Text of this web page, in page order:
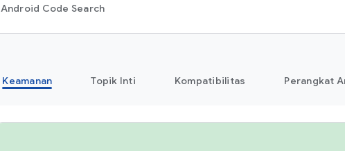
Android Code Search
Keamanan Topik Inti Kompatibilitas Perangkat